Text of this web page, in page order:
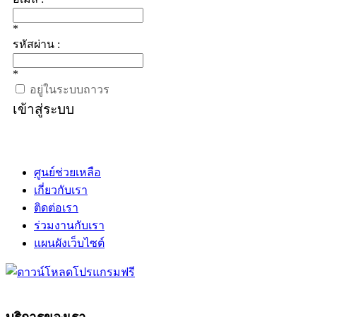
*
รหัสผ่าน :
*
อยู่ในระบบถาวร
เข้าสู่ระบบ
ศูนย์ช่วยเหลือ
เกี่ยวกับเรา
ติดต่อเรา
ร่วมงานกับเรา
แผนผังเว็บไซต์